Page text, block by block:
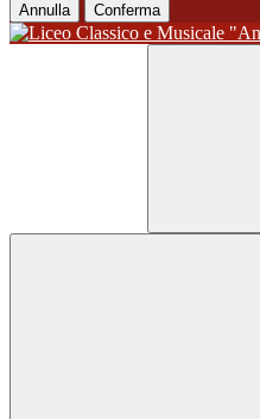
Annulla Conferma